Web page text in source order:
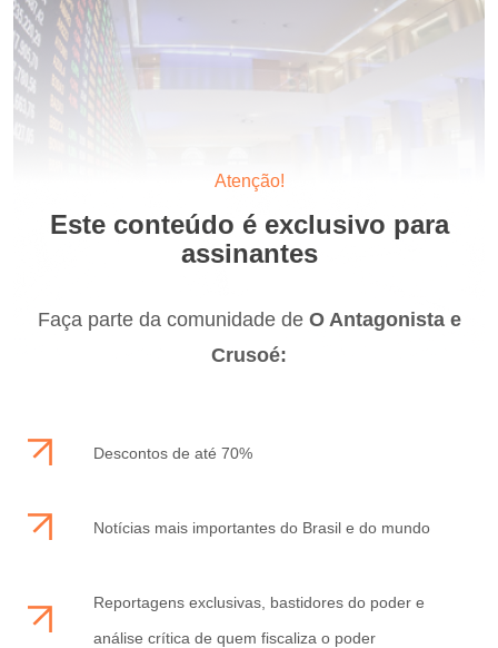
Atenção!
Este conteúdo é exclusivo para
assinantes
Faça parte da comunidade de O Antagonista e
Crusoé:
Descontos de até 70%
Notícias mais importantes do Brasil e do mundo
Reportagens exclusivas, bastidores do poder e
análise crítica de quem fiscaliza o poder